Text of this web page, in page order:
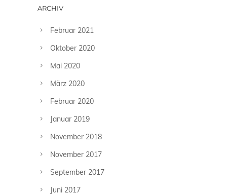
ARCHIV
Februar 2021
Oktober 2020
Mai 2020
März 2020
Februar 2020
Januar 2019
November 2018
November 2017
September 2017
Juni 2017